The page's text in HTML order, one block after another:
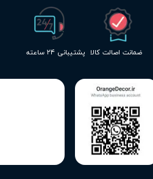
پشتیبانی ۲۴ ساعته ضمانت اصالت کالا